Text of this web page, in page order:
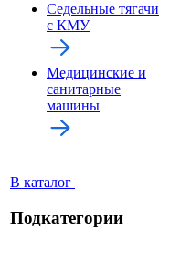
Седельные тягачи
с КМУ
Медицинские и
санитарные
машины
В каталог
Подкатегории